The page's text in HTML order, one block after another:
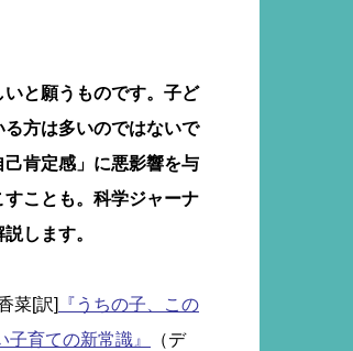
と願うものです。子ど
方は多いのではないで
肯定感」に悪影響を与
ことも。科学ジャーナ
します。
菜[訳]
『うちの子、この
育ての新常識』
（デ